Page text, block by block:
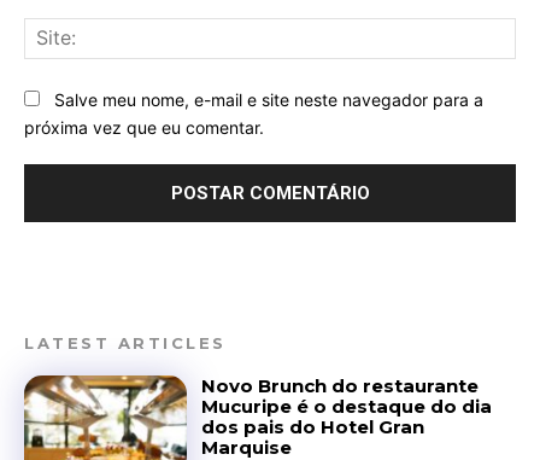
Salve meu nome, e-mail e site neste navegador para a
próxima vez que eu comentar.
LATEST ARTICLES
Novo Brunch do restaurante
Mucuripe é o destaque do dia
dos pais do Hotel Gran
Marquise